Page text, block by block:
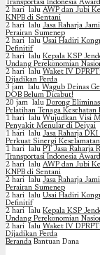
Transportasi Indonesia
2 hari lalu AWP dan Jubi
KNPB di Sentani
2 hari lalu Jasa Raharja
Perairan Sumenep
2 hari lalu Usai Hadiri
Definitif
2 hari lalu Kepala KSP
Undang Perekonomian
2 hari lalu Waket IV
Dijadikan Perda
3 jam lalu Wagub Deinas
DOB Belum Dicabut!
20 jam lalu Dorong
Pelatihan Tenaga Kesehatan
1 hari lalu Wujudkan Visi
Penyakit Menular di Deiyai
1 hari lalu Jasa Raharja
Perkuat Sinergi
1 hari lalu PT Jasa Raharja
Transportasi Indonesia
2 hari lalu AWP dan Jubi
KNPB di Sentani
2 hari lalu Jasa Raharja
Perairan Sumenep
2 hari lalu Usai Hadiri
Definitif
2 hari lalu Kepala KSP
Undang Perekonomian
2 hari lalu Waket IV
Dijadikan Perda
Beranda Bantuan Dana